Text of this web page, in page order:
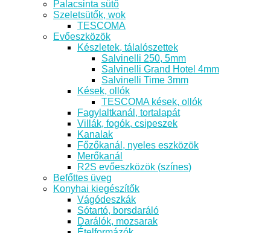
Palacsinta sütő
Szeletsütők, wok
TESCOMA
Evőeszközök
Készletek, tálalószettek
Salvinelli 250, 5mm
Salvinelli Grand Hotel 4mm
Salvinelli Time 3mm
Kések, ollók
TESCOMA kések, ollók
Fagylaltkanál, tortalapát
Villák, fogók, csipeszek
Kanalak
Főzőkanál, nyeles eszközök
Merőkanál
R2S evőeszközök (színes)
Befőttes üveg
Konyhai kiegészítők
Vágódeszkák
Sótartó, borsdaráló
Darálók, mozsarak